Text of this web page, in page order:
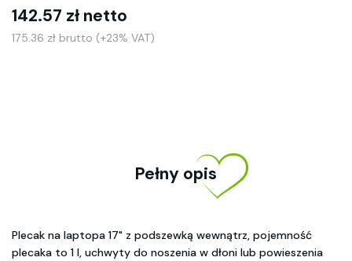
142.57 zł netto
175.36 zł brutto (+23% VAT)
Pełny opis
Plecak na laptopa 17" z podszewką wewnątrz, pojemność
plecaka to 1 l, uchwyty do noszenia w dłoni lub powieszenia